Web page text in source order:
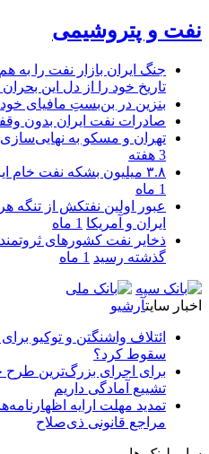
نفت و پتروشیمی
جنگ ایران بازار نفت را به
تاریخ خود را از دل این
بنزین در بن‌بستِ مافیای
صادرات نفت ایران بدون
تهران و مسکو به
3 هفته
۳.۸ میلیون بشکه نفت خام ایران از محاصره آمریکا عبور کرد
1 ماه
عبور اولین نفتکش از تنگه
ایران و آمریکا 1 ماه
گذشته رسید 1 ماه
اخبار سایتآرشیو
ائتلاف واشنگتن و توکیو
سقوط کرد؟
برای اجرای بزرگ‌ترین
تشییع آمادگی داریم
تمدید مهلت ارایه
مراجع قانونی ذی‌‏صلاح